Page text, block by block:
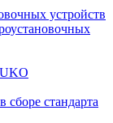
устройств
сборе стандарта